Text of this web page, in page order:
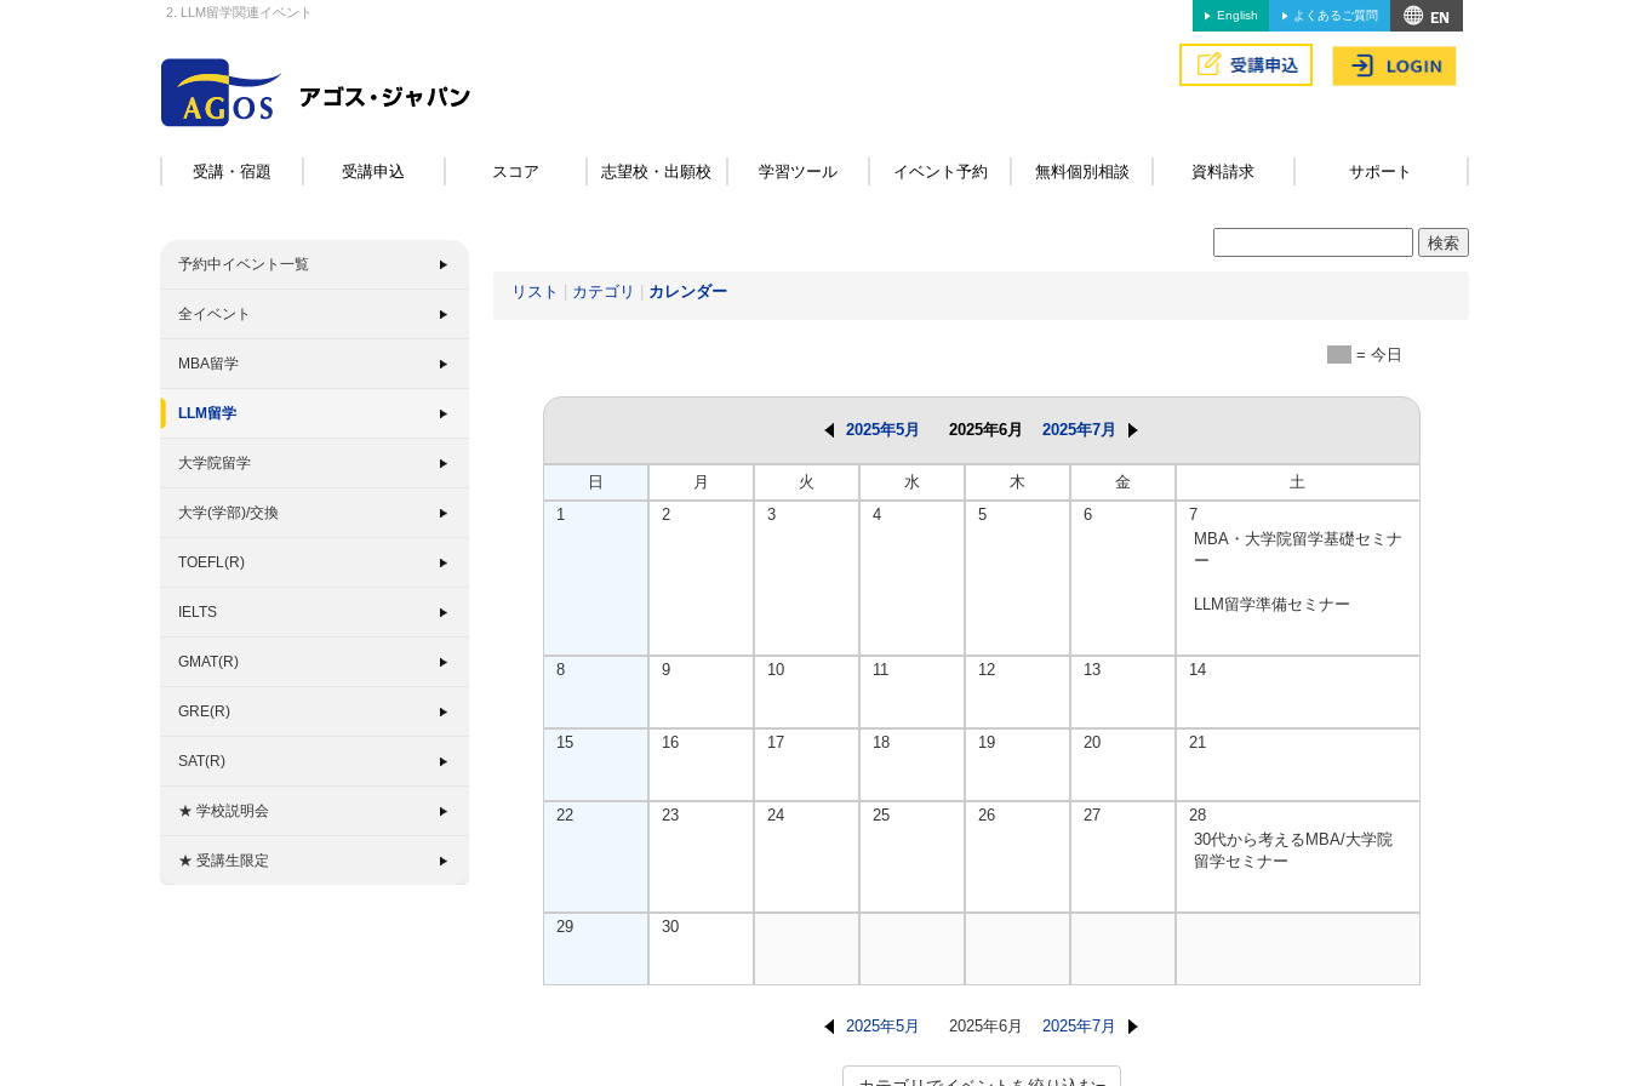
2. LLM留学関連イベント English よくあるご質問
受講・宿題 受講申込 スコア 志望校・出願校 学習ツール イベント予約 無料個別相談 資料請求 サポート
予約中イベント一覧
全イベント
MBA留学
LLM留学
大学院留学
大学(学部)/交換
TOEFL(R)
IELTS
GMAT(R)
GRE(R)
SAT(R)
★ 学校説明会
★ 受講生限定
リスト カテゴリ カレンダー
= 今日
2025年5月 2025年6月 2025年7月
日 月 火 水 木 金
土
1
2 3 4 5 6
7
MBA・大学院留学基礎セミナ
ー
LLM留学準備セミナー
8 9 10 11 12 13 14
15 16 17 18 19 20 21
22 23 24 25 26 27
28
30代から考えるMBA/大学院
留学セミナー
29 30
2025年5月 2025年6月 2025年7月